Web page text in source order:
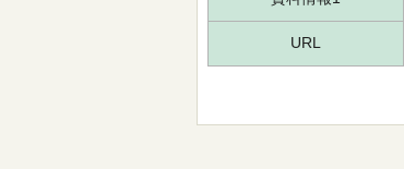
URL